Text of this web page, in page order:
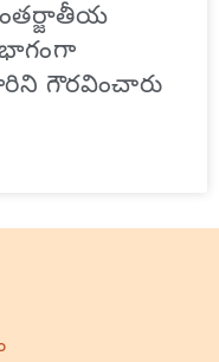
గౌరవించారు